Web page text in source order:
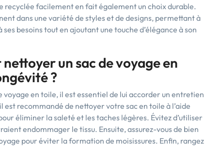
recyclée facilement en fait également un choix durable.
dans une variété de styles et de designs, permettant à
besoins tout en ajoutant une touche d’élégance à son
un sac de voyage en
?
en toile, il est essentiel de lui accorder un entretien
recommandé de nettoyer votre sac en toile à l’aide
éliminer la saleté et les taches légères. Évitez d’utiliser
endommager le tissu. Ensuite, assurez-vous de bien
pour éviter la formation de moisissures. Enfin, rangez